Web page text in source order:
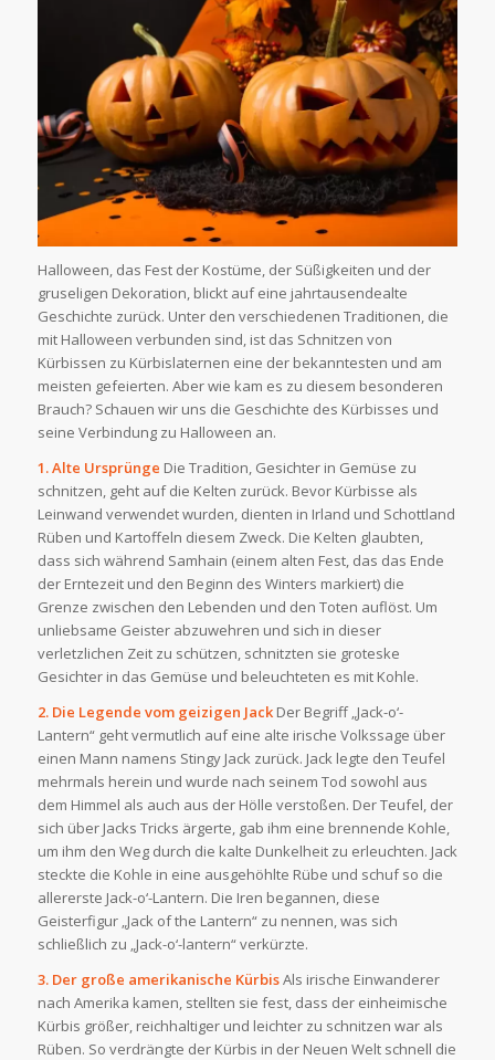
Halloween, das Fest der Kostüme, der Süßigkeiten und der
gruseligen Dekoration, blickt auf eine jahrtausendealte
Geschichte zurück. Unter den verschiedenen Traditionen, die
mit Halloween verbunden sind, ist das Schnitzen von
Kürbissen zu Kürbislaternen eine der bekanntesten und am
meisten gefeierten. Aber wie kam es zu diesem besonderen
Brauch? Schauen wir uns die Geschichte des Kürbisses und
seine Verbindung zu Halloween an.
1. Alte Ursprünge Die Tradition, Gesichter in Gemüse zu
schnitzen, geht auf die Kelten zurück. Bevor Kürbisse als
Leinwand verwendet wurden, dienten in Irland und Schottland
Rüben und Kartoffeln diesem Zweck. Die Kelten glaubten,
dass sich während Samhain (einem alten Fest, das das Ende
der Erntezeit und den Beginn des Winters markiert) die
Grenze zwischen den Lebenden und den Toten auflöst. Um
unliebsame Geister abzuwehren und sich in dieser
verletzlichen Zeit zu schützen, schnitzten sie groteske
Gesichter in das Gemüse und beleuchteten es mit Kohle.
2. Die Legende vom geizigen Jack Der Begriff „Jack-o‘-
Lantern“ geht vermutlich auf eine alte irische Volkssage über
einen Mann namens Stingy Jack zurück. Jack legte den Teufel
mehrmals herein und wurde nach seinem Tod sowohl aus
dem Himmel als auch aus der Hölle verstoßen. Der Teufel, der
sich über Jacks Tricks ärgerte, gab ihm eine brennende Kohle,
um ihm den Weg durch die kalte Dunkelheit zu erleuchten. Jack
steckte die Kohle in eine ausgehöhlte Rübe und schuf so die
allererste Jack-o‘-Lantern. Die Iren begannen, diese
Geisterfigur „Jack of the Lantern“ zu nennen, was sich
schließlich zu „Jack-o‘-lantern“ verkürzte.
3. Der große amerikanische KürbisAls irische Einwanderer
nach Amerika kamen, stellten sie fest, dass der einheimische
Kürbis größer, reichhaltiger und leichter zu schnitzen war als
Rüben. So verdrängte der Kürbis in der Neuen Welt schnell die